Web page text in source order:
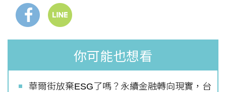
你可能也想看
華爾街放棄ESG了嗎？永續金融轉向現實，台